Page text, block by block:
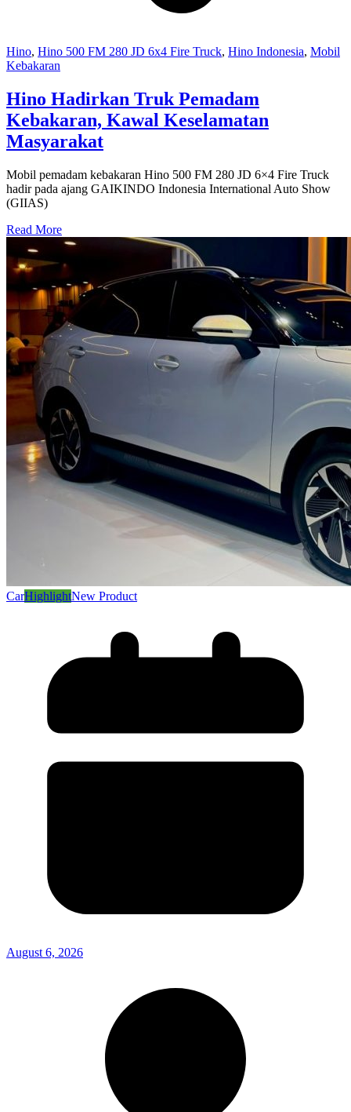
Hino, Hino 500 FM 280 JD 6x4 Fire Truck, Hino Indonesia, Mobil
Kebakaran
Hino Hadirkan Truk Pemadam
Kebakaran, Kawal Keselamatan
Masyarakat
Mobil pemadam kebakaran Hino 500 FM 280 JD 6×4 Fire Truck
hadir pada ajang GAIKINDO Indonesia International Auto Show
(GIIAS)
Read More
CarHighlightNew Product
August 6, 2026